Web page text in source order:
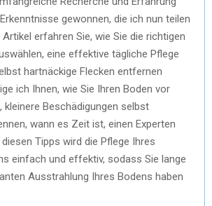
gewonnen, die ich nun teilen
erfahren Sie, wie Sie die richtigen
eine effektive tägliche Pflege
hartnäckige Flecken entfernen
ich Ihnen, wie Sie Ihren Boden vor
kleinere Beschädigungen selbst
wann es Zeit ist, einen Experten
Tipps wird die Pflege Ihres
einfach und effektiv, sodass Sie lange
Ausstrahlung Ihres Bodens haben